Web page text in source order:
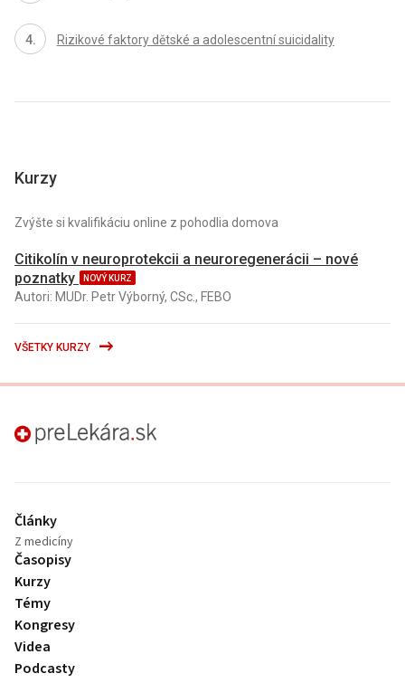
Rizikové faktory dětské a adolescentní suicidality
Kurzy
Zvýšte si kvalifikáciu online z pohodlia domova
Citikolín v neuroprotekcii a neuroregenerácii – nové
poznatky
NOVÝ KURZ
Autori: MUDr. Petr Výborný, CSc., FEBO
VŠETKY KURZY
preLekára.sk
Články
Z medicíny
Časopisy
Kurzy
Témy
Kongresy
Videa
Podcasty